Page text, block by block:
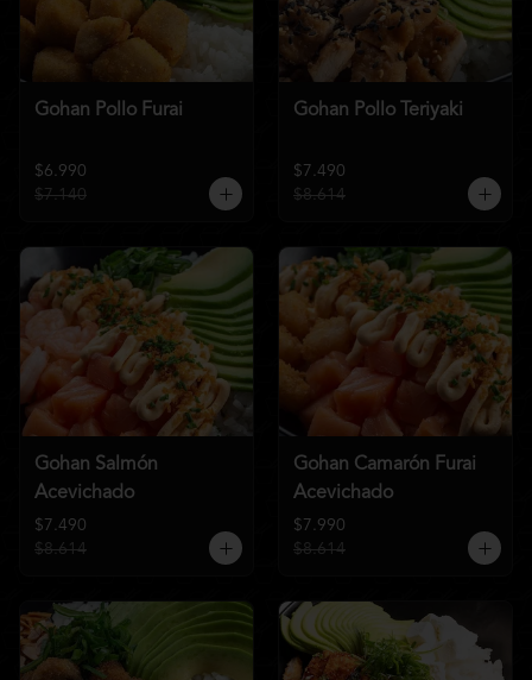
Gohan Pollo Furai
$6.990
$7.140
Gohan Pollo Teriyaki
$7.490
$8.614
Gohan Salmón
Acevichado
$7.490
$8.614
Gohan Camarón Furai
Acevichado
$7.990
$8.614